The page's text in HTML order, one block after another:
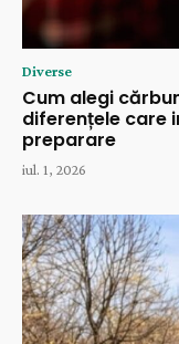
Diverse
Cum alegi
diferențele care
preparare
iul. 1, 2026